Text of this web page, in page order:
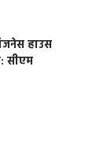
हाउस
सीएम